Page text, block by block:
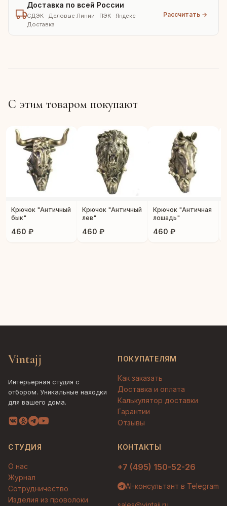
Доставка по всей России
СДЭК · Деловые Линии · ПЭК · Яндекс
Доставка
Рассчитать →
С этим товаром покупают
Крючок "Античный
бык"
460 ₽
Крючок "Античный
лев"
460 ₽
Крючок "Античная
лошадь"
460 ₽
Vintajj
Интерьерная студия с
отбором. Уникальные находки
для вашего дома.
ПОКУПАТЕЛЯМ
Как заказать
Доставка и оплата
Калькулятор доставки
Гарантии
Отзывы
СТУДИЯ
О нас
Журнал
Сотрудничество
Изделия из проволоки
КОНТАКТЫ
+7 (495) 150-52-26
AI-консультант в Telegram